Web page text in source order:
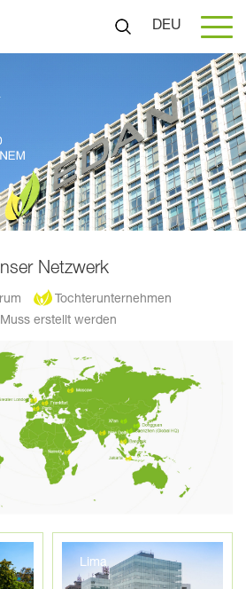
DEU
Netzwerk
Tochterunternehmen
Muss erstellt werden
Lima